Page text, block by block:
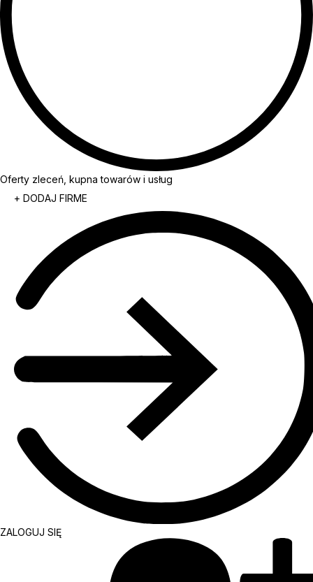
Oferty zleceń, kupna towarów i usług
+ DODAJ FIRME
ZALOGUJ SIĘ